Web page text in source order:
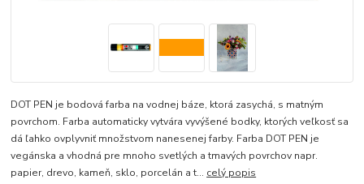
DOT PEN je bodová farba na vodnej báze, ktorá zasychá, s matným
povrchom. Farba automaticky vytvára vyvýšené bodky, ktorých veľkosť sa
dá ľahko ovplyvniť množstvom nanesenej farby. Farba DOT PEN je
vegánska a vhodná pre mnoho svetlých a tmavých povrchov napr.
papier, drevo, kameň, sklo, porcelán a t... celý popis